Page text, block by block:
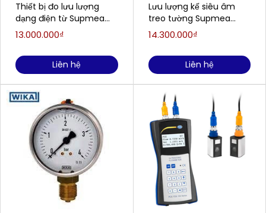
Thiết bị đo lưu lượng
dạng điện từ Supmea
model: LDG-SUP-DN25
13.000.000₫
Liên hệ
Lưu lượng kế siêu âm
treo tường Supmea
SUP-1158S
14.300.000₫
Liên hệ